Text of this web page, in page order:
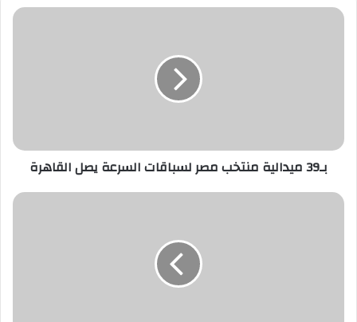
بـ39
بـ39 ميدالية منتخب مصر لسباقات السرعة يصل القاهرة
مايكل